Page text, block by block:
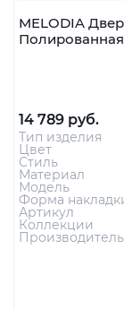
MELODIA
14 789 руб.
Тип изделия
Цвет
Стиль
Материал
Модель
Форма
Артикул
Коллекции
Производитель